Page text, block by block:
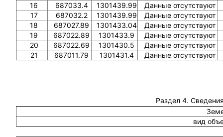
16
687033.4 1301439.99
Данные отсутствуют
17
687032.2 1301439.99
Данные отсутствуют
18
687027.89 1301433.04
Данные отсутствуют
19
687022.89 1301433.9
Данные отсутствуют
20
687022.69 1301430.5
Данные отсутствуют
21
687011.79 1301431.4 Данные отсутствуют
Раздел 4.
вид